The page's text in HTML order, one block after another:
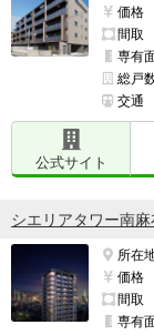
価格
間取
専有
総戸
交通
公式サイト
シエリアタワー南麻
所在
価格
間取
専有